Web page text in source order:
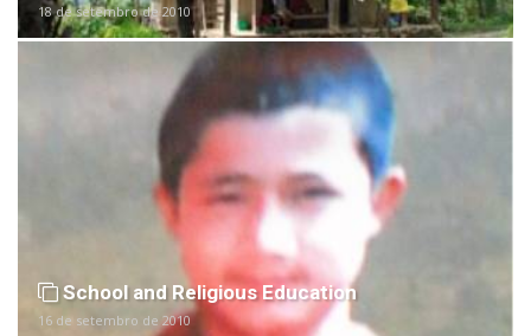
18 de setembro de 2010
School and Religious Education
16 de setembro de 2010